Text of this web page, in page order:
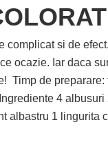
complicat si de
ocazie. Iar daca
Timp de
4
albastru 1 lingurita